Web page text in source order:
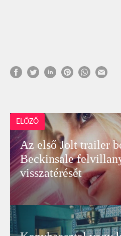
ELŐZŐ
Az első Jolt trailer
Beckinsale
visszatérését